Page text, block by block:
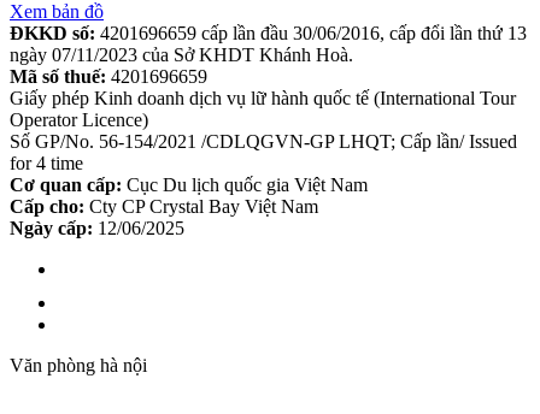
Xem bản đồ
ĐKKD số: 4201696659 cấp lần đầu 30/06/2016, cấp đổi lần thứ 13
ngày 07/11/2023 của Sở KHDT Khánh Hoà.
Mã số thuế: 4201696659
Giấy phép Kinh doanh dịch vụ lữ hành quốc tế (International Tour
Operator Licence)
Số GP/No. 56-154/2021 /CDLQGVN-GP LHQT; Cấp lần/ Issued
for 4 time
Cơ quan cấp: Cục Du lịch quốc gia Việt Nam
Cấp cho: Cty CP Crystal Bay Việt Nam
Ngày cấp: 12/06/2025
Văn phòng hà nội